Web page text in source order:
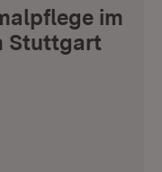
im
Stuttgart